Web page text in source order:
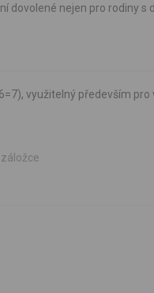
dovolené nejen pro rodiny s
využitelný především pro